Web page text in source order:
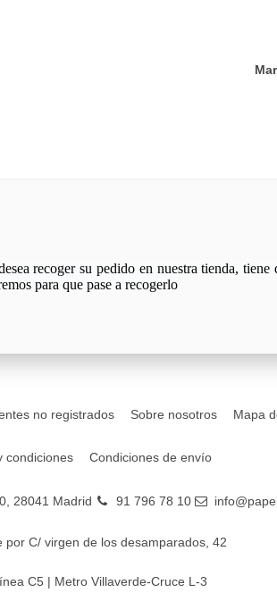
recoger su pedido en nuestra tienda,
para que pase a recogerlo
no registrados Sobre nosotros Mapa
condiciones Condiciones de envío
28041 Madrid 91 796 78 10
por C/ virgen de los desamparados, 42
C5 | Metro Villaverde-Cruce L-3